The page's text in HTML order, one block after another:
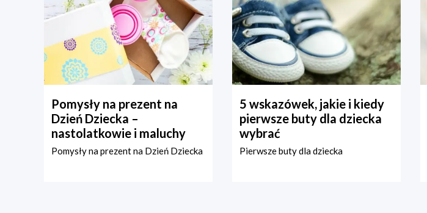
Pomysły na prezent na
Dzień Dziecka –
nastolatkowie i maluchy
Pomysły na prezent na Dzień Dziecka
5 wskazówek, jakie i kiedy
pierwsze buty dla dziecka
wybrać
Pierwsze buty dla dziecka